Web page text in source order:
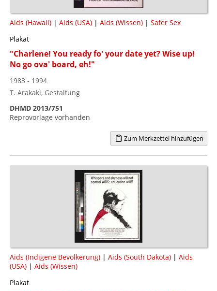
Aids (Hawaii) | Aids (USA) | Aids (Wissen) | Safer Sex
Plakat
"Charlene! You ready fo' your date yet? Wise up!
No go ova' board, eh!"
1983 - 1994
T. Arakaki, Gestaltung
DHMD 2013/751
Reprovorlage vorhanden
Zum Merkzettel hinzufügen
Aids (Indigene Bevölkerung) | Aids (South Dakota) | Aids
(USA) | Aids (Wissen)
Plakat